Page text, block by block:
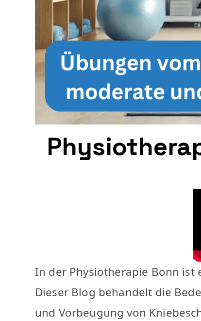
In der Physiotherapie Bonn ist
Dieser Blog behandelt die
und Vorbeugung von